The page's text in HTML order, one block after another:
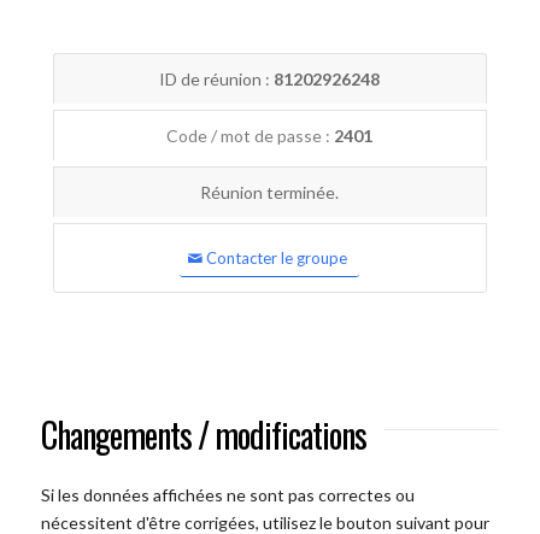
ID de réunion : 81202926248
Code / mot de passe : 2401
Réunion terminée.
Contacter le groupe
Changements / modifications
Si les données affichées ne sont pas correctes ou
nécessitent d'être corrigées, utilisez le bouton suivant pour